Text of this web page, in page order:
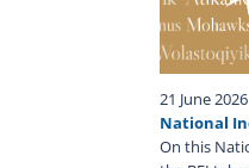
21 June 2026
National
On this